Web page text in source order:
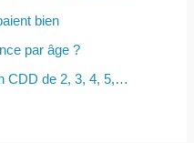
bien
par âge ?
CDD de 2, 3, 4, 5,…